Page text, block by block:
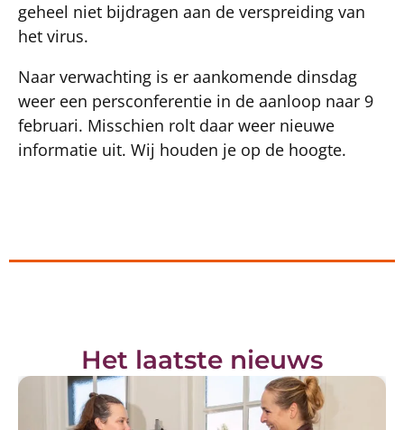
geheel niet bijdragen aan de verspreiding van
het virus.
Naar verwachting is er aankomende dinsdag
weer een persconferentie in de aanloop naar 9
februari. Misschien rolt daar weer nieuwe
informatie uit. Wij houden je op de hoogte.
Het laatste nieuws